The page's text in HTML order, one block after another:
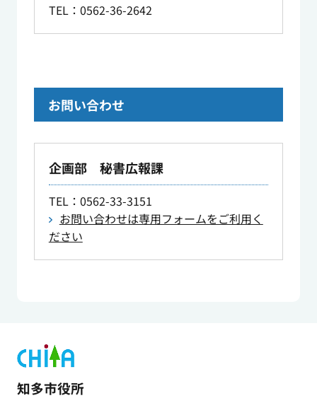
TEL：0562-36-2642
お問い合わせ
企画部 秘書広報課
TEL：0562-33-3151
お問い合わせは専用フォームをご利用く
ださい
知多市役所